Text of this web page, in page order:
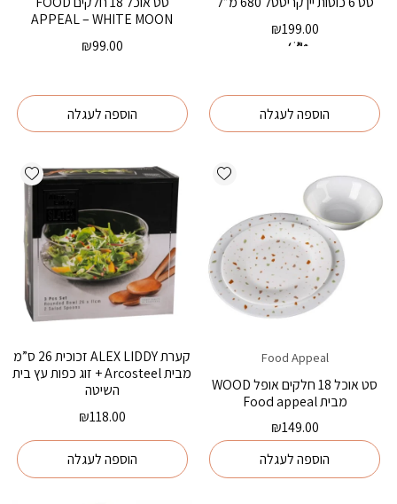
₪199.00
גודל רגיל
הוספה לעגלה
APPEAL – WHITE MOON
₪99.00
הוספה לעגלה
Add wishlist
Food Appeal
סט אוכל 18 חלקים אופל WOOD
מבית Food appeal
₪149.00
הוספה לעגלה
קערת ALEX LIDDY זכוכית 26 ס”מ
מבית Arcosteel + זוג כפות עץ בית
השיטה
₪118.00
הוספה לעגלה